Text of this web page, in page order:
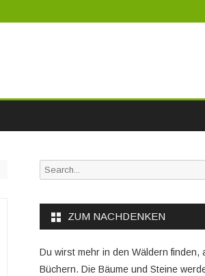
Search
ZUM NACHDENKEN
Du wirst mehr in den Wäldern finden,
Büchern. Die Bäume und Steine